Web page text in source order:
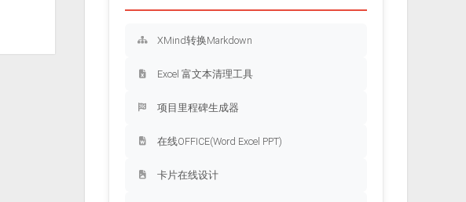
XMind转换Markdown
Excel 富文本清理工具
项目里程碑生成器
在线OFFICE(Word Excel PPT)
卡片在线设计